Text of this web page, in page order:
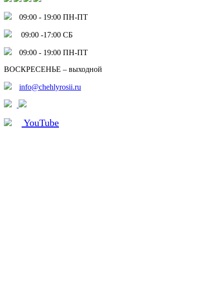
09:00 - 19:00 ПН-ПТ
09:00 -17:00 СБ
09:00 - 19:00 ПН-ПТ
ВОСКРЕСЕНЬЕ – выходной
info@chehlyrosii.ru
YouTube